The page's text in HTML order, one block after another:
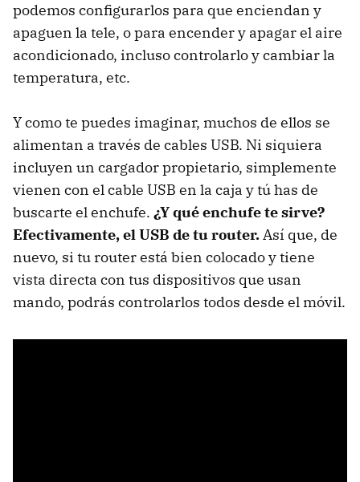
podemos configurarlos para que enciendan y
apaguen la tele, o para encender y apagar el aire
acondicionado, incluso controlarlo y cambiar la
temperatura, etc.
Y como te puedes imaginar, muchos de ellos se
alimentan a través de cables USB. Ni siquiera
incluyen un cargador propietario, simplemente
vienen con el cable USB en la caja y tú has de
buscarte el enchufe. ¿Y qué enchufe te sirve?
Efectivamente, el USB de tu router.Así que, de
nuevo, si tu router está bien colocado y tiene
vista directa con tus dispositivos que usan
mando, podrás controlarlos todos desde el móvil.